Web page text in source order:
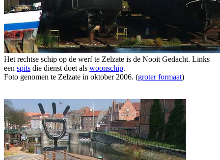
Het rechtse schip op de werf te Zelzate is de Nooit Gedacht. Links
een spits die dienst doet als woonschip.
Foto genomen te Zelzate in oktober 2006. (groter formaat)